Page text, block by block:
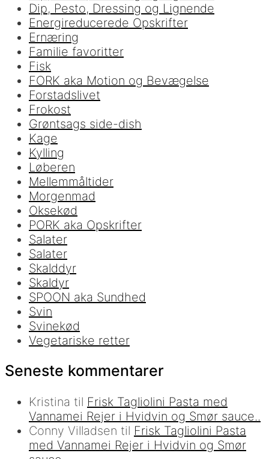
Dip, Pesto, Dressing og Lignende
Energireducerede Opskrifter
Ernæring
Familie favoritter
Fisk
FORK aka Motion og Bevægelse
Forstadslivet
Frokost
Grøntsags side-dish
Kage
Kylling
Løberen
Mellemmåltider
Morgenmad
Oksekød
PORK aka Opskrifter
Salater
Salater
Skalddyr
Skaldyr
SPOON aka Sundhed
Svin
Svinekød
Vegetariske retter
Seneste kommentarer
Kristina til Frisk Tagliolini Pasta med
Vannamei Rejer i Hvidvin og Smør sauce..
Conny Villadsen til Frisk Tagliolini Pasta
med Vannamei Rejer i Hvidvin og Smør